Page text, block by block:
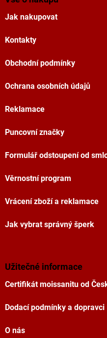
Jak nakupovat
Kontakty
Obchodní podmínky
Ochrana osobních údajů
Reklamace
Puncovní značky
Formulář odstoupení od
Věrnostní program
Vrácení zboží a reklamace
Jak vybrat správný šperk
Užitečné informace
Certifikát moissanitu od
Dodací podmínky a dopravci
O nás